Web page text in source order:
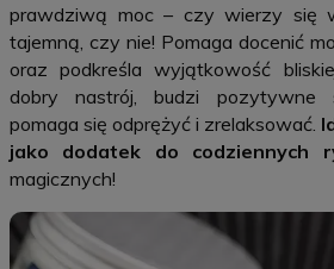
prawdziwą moc – czy wierzy się
tajemną, czy nie! Pomaga docenić
oraz podkreśla wyjątkowość
dobry nastrój, budzi pozytywne
pomaga się odprężyć i zrelaksować.
jako dodatek do codziennych
magicznych!